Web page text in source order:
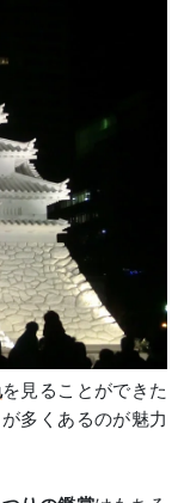
を見ることができた
多くあるのが魅力